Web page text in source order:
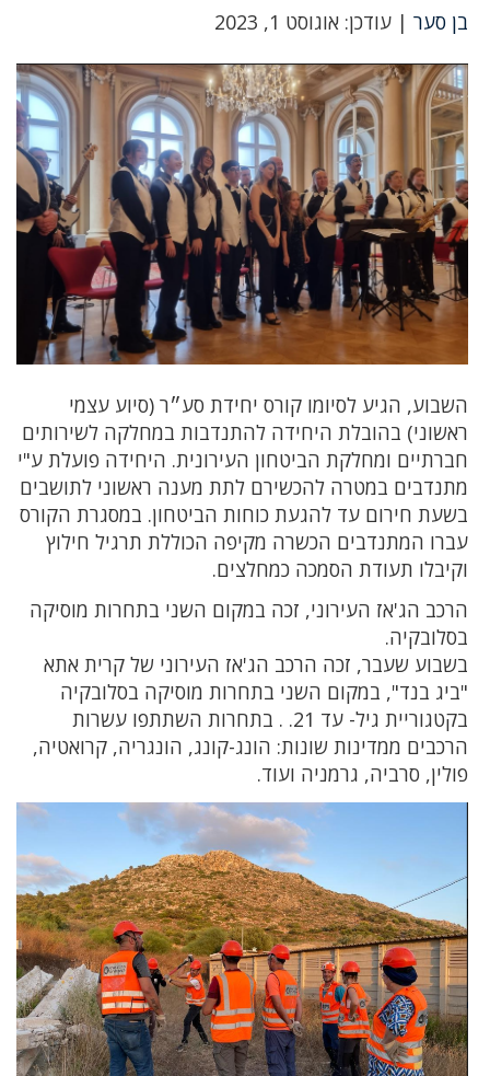
בן סער | עודכן: אוגוסט 1, 2023
השבוע, הגיע לסיומו קורס יחידת סע״ר (סיוע עצמי
ראשוני) בהובלת היחידה להתנדבות במחלקה לשירותים
חברתיים ומחלקת הביטחון העירונית. היחידה פועלת ע"י
מתנדבים במטרה להכשירם לתת מענה ראשוני לתושבים
בשעת חירום עד להגעת כוחות הביטחון. במסגרת הקורס
עברו המתנדבים הכשרה מקיפה הכוללת תרגיל חילוץ
וקיבלו תעודת הסמכה כמחלצים.
הרכב הג'אז העירוני, זכה במקום השני בתחרות מוסיקה
בסלובקיה.
בשבוע שעבר, זכה הרכב הג'אז העירוני של קרית אתא
"ביג בנד", במקום השני בתחרות מוסיקה בסלובקיה
בקטגוריית גיל- עד 21. . בתחרות השתתפו עשרות
הרכבים ממדינות שונות: הונג-קונג, הונגריה, קרואטיה,
פולין, סרביה, גרמניה ועוד.